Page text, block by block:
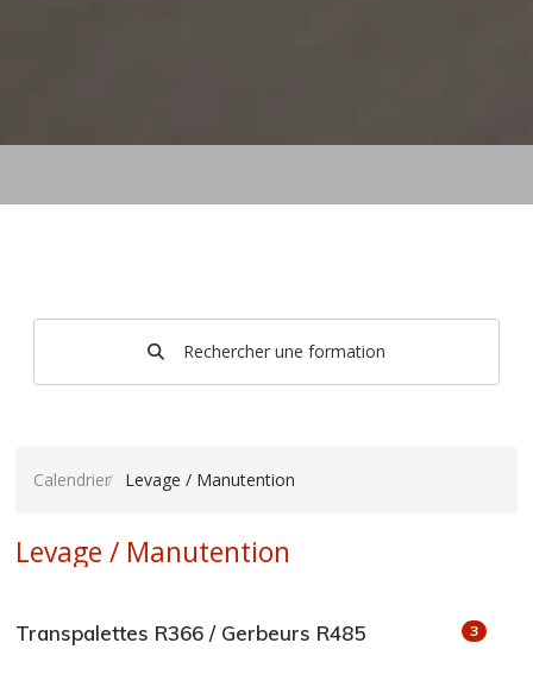
Rechercher une formation
Calendrier Levage / Manutention
Levage / Manutention
Transpalettes R366 / Gerbeurs R485 3